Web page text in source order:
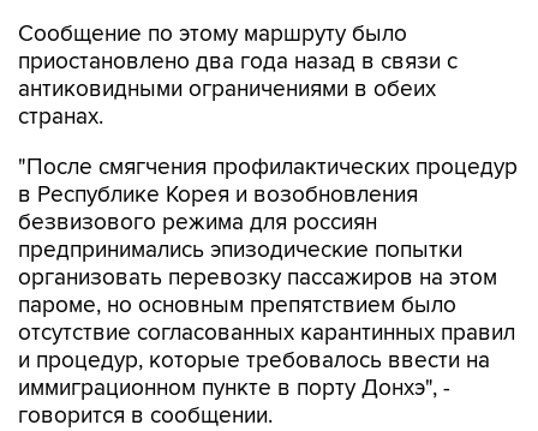
Сообщение по этому маршруту было
приостановлено два года назад в связи с
антиковидными ограничениями в обеих
странах.
"После смягчения профилактических процедур
в Республике Корея и возобновления
безвизового режима для россиян
предпринимались эпизодические попытки
организовать перевозку пассажиров на этом
пароме, но основным препятствием было
отсутствие согласованных карантинных правил
и процедур, которые требовалось ввести на
иммиграционном пункте в порту Донхэ", -
говорится в сообщении.